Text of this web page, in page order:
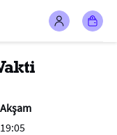
Akşam
19:05